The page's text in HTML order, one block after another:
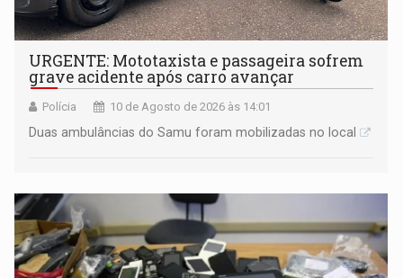
URGENTE: Mototaxista e passageira sofrem
grave acidente após carro avançar
Polícia 10 de Agosto de 2026 às 14:01
Duas ambulâncias do Samu foram mobilizadas no local